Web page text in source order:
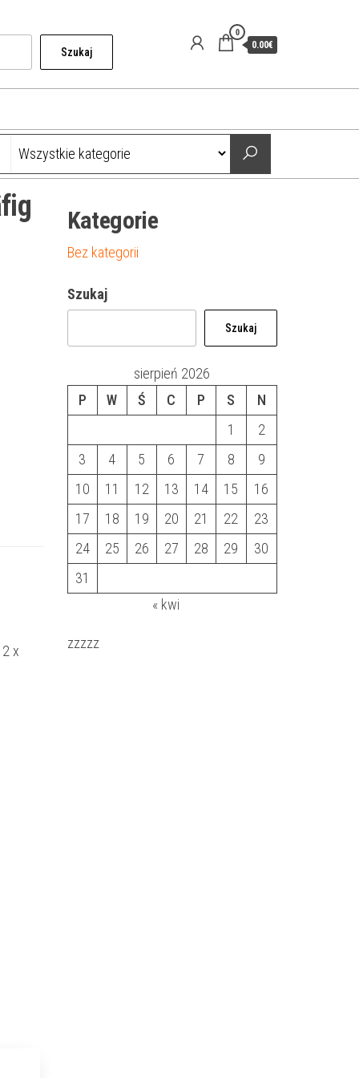
Szukaj
0
0.00€
x
Kategorie
Bez kategorii
Szukaj
Szukaj
sierpień 2026
P
W Ś C P S
N
1
2
3
4 5 6 7 8
9
10
11 12 13 14 15
16
17
18 19 20 21 22
23
24
25 26 27 28 29
30
31
« kwi
zzzzz